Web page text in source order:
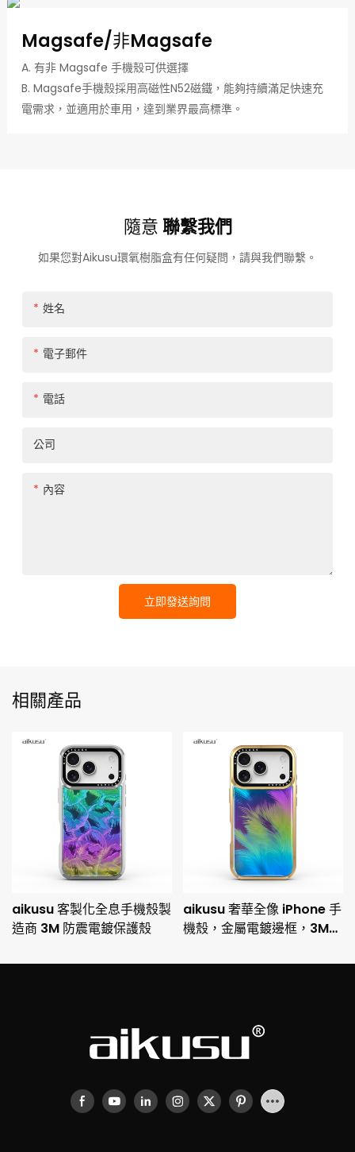
Magsafe/非Magsafe
A. 有非 Magsafe 手機殼可供選擇
B. Magsafe手機殼採用高磁性N52磁鐵，能夠持續滿足快速充
電需求，並適用於車用，達到業界最高標準。
隨意聯繫我們
如果您對Aikusu環氧樹脂盒有任何疑問，請與我們聯繫。
姓名
電子郵件
電話
公司
內容
立即發送詢問
相關產品
aikusu 客製化全息手機殼製
造商 3M 防震電鍍保護殼
aikusu 奢華全像 iPhone 手
機殼，金屬電鍍邊框，3M